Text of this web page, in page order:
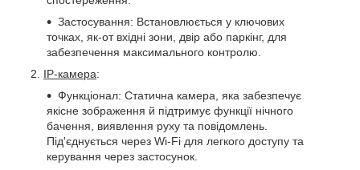
Застосування: Встановлюється у ключових
точках, як-от вхідні зони, двір або паркінг, для
забезпечення максимального контролю.
IP-камера:
Функціонал: Статична камера, яка забезпечує
якісне зображення й підтримує функції нічного
бачення, виявлення руху та повідомлень.
Під'єднується через Wi-Fi для легкого доступу та
керування через застосунок.